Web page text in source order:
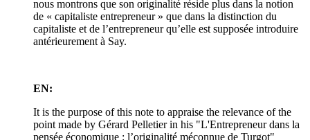
nous montrons que son originalité réside plus dans la notion
de « capitaliste entrepreneur » que dans la distinction du
capitaliste et de l’entrepreneur qu’elle est supposée introduire
antérieurement à Say.
EN:
It is the purpose of this note to appraise the relevance of the
point made by Gérard Pelletier in his "L'Entrepreneur dans la
pensée économique : l’originalité méconnue de Turgot"